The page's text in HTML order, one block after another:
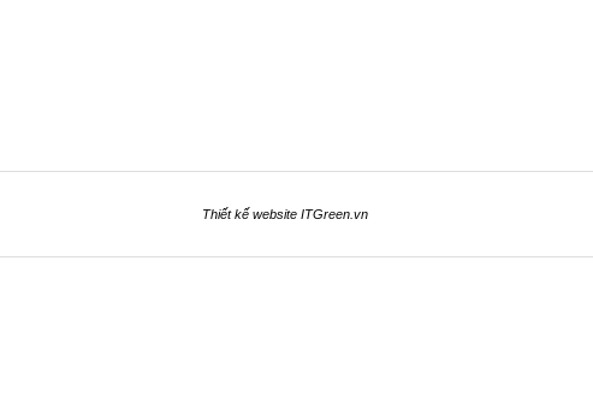
Thiết kế website ITGreen.vn